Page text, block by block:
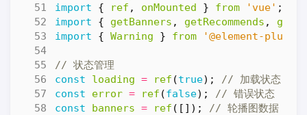
import
{ ref , onMounted } from 'vue' ;
import
{ getBanners , getRecommends ,
import
{ Warning } from '@element-plus/
const
loading = ref (true);
const
error = ref (false);
const
banners = ref ([]);